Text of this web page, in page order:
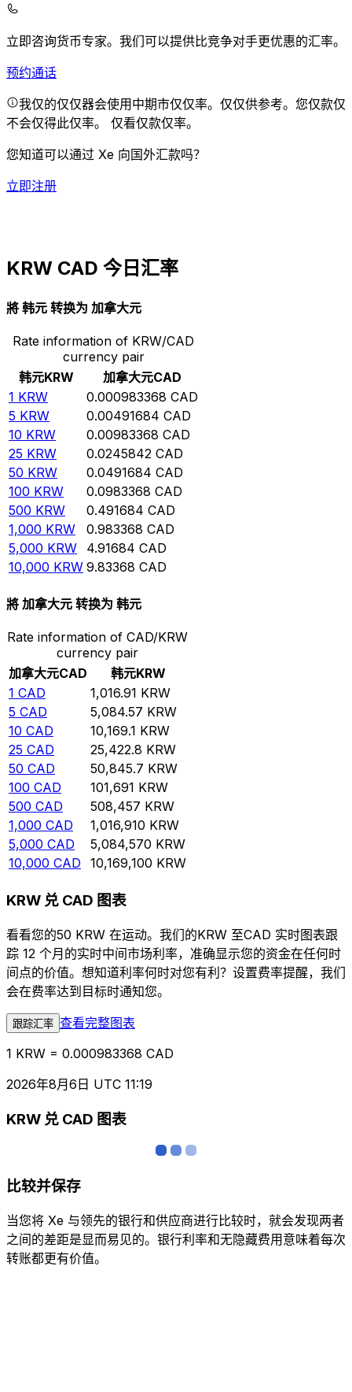
立即咨询货币专家。 我们可以提供比竞争对手更优惠的汇率。
预约通话
我仅的仅仅器会使用中期市仅仅率。仅仅供参考。您仅款仅
不会仅得此仅率。 仅看仅款仅率。
您知道可以通过 Xe 向国外汇款吗？
立即注册
KRW CAD 今日汇率
將 韩元 转换为 加拿大元
Rate information of KRW/CAD
currency pair
韩元KRW 加拿大元CAD
1 KRW 0.000983368 CAD
5 KRW 0.00491684 CAD
10 KRW 0.00983368 CAD
25 KRW 0.0245842 CAD
50 KRW 0.0491684 CAD
100 KRW 0.0983368 CAD
500 KRW 0.491684 CAD
1,000 KRW 0.983368 CAD
5,000 KRW 4.91684 CAD
10,000 KRW 9.83368 CAD
將 加拿大元 转换为 韩元
Rate information of CAD/KRW
currency pair
加拿大元CAD 韩元KRW
1 CAD 1,016.91 KRW
5 CAD 5,084.57 KRW
10 CAD 10,169.1 KRW
25 CAD 25,422.8 KRW
50 CAD 50,845.7 KRW
100 CAD 101,691 KRW
500 CAD 508,457 KRW
1,000 CAD 1,016,910 KRW
5,000 CAD 5,084,570 KRW
10,000 CAD 10,169,100 KRW
KRW 兑 CAD 图表
看看您的50 KRW 在运动。我们的KRW 至CAD 实时图表跟
踪 12 个月的实时中间市场利率，准确显示您的资金在任何时
间点的价值。想知道利率何时对您有利？设置费率提醒，我们
会在费率达到目标时通知您。
跟踪汇率 查看完整图表
1 KRW = 0.000983368 CAD
2026年8月6日 UTC 11:19
KRW 兑 CAD 图表
比较并保存
当您将 Xe 与领先的银行和供应商进行比较时，就会发现两者
之间的差距是显而易见的。银行利率和无隐藏费用意味着每次
转账都更有价值。